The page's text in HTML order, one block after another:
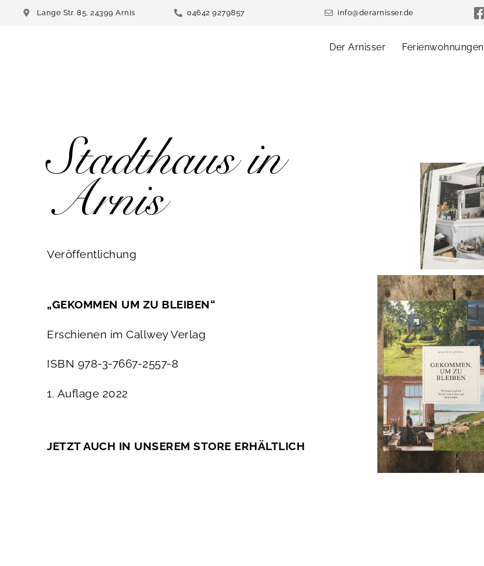
Lange Str. 85, 24399 Arnis 04642 9279857 info@derarnisser.de
Der Arnisser Ferienwohnungen
Stadthaus in
Arnis
Veröffentlichung
„GEKOMMEN UM ZU BLEIBEN“
Erschienen im Callwey Verlag
ISBN 978-3-7667-2557-8
1. Auflage 2022
JETZT AUCH IN UNSEREM STORE ERHÄLTLICH